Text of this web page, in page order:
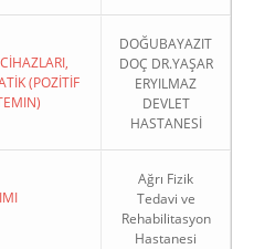
(POZİTİF
DOĞUBAYAZIT
DOÇ DR.YAŞAR
ERYILMAZ
DEVLET
HASTANESİ
Ağrı Fizik
Tedavi ve
Rehabilitasyon
Hastanesi